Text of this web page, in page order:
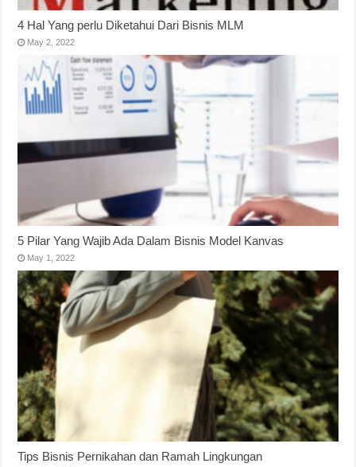
4 Hal Yang perlu Diketahui Dari Bisnis MLM
May 2, 2022
5 Pilar Yang Wajib Ada Dalam Bisnis Model Kanvas
May 1, 2022
Tips Bisnis Pernikahan dan Ramah Lingkungan